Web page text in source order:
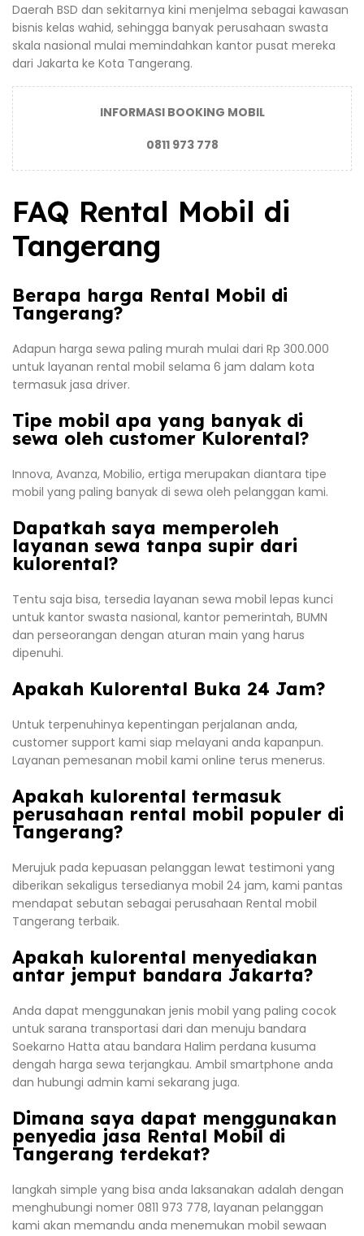
Daerah BSD dan sekitarnya kini menjelma sebagai kawasan
bisnis kelas wahid, sehingga banyak perusahaan swasta
skala nasional mulai memindahkan kantor pusat mereka
dari Jakarta ke Kota Tangerang.
INFORMASI BOOKING MOBIL
0811 973 778
FAQ Rental Mobil di
Tangerang
Berapa harga Rental Mobil di
Tangerang?
Adapun harga sewa paling murah mulai dari Rp 300.000
untuk layanan rental mobil selama 6 jam dalam kota
termasuk jasa driver.
Tipe mobil apa yang banyak di
sewa oleh customer Kulorental?
Innova, Avanza, Mobilio, ertiga merupakan diantara tipe
mobil yang paling banyak di sewa oleh pelanggan kami.
Dapatkah saya memperoleh
layanan sewa tanpa supir dari
kulorental?
Tentu saja bisa, tersedia layanan sewa mobil lepas kunci
untuk kantor swasta nasional, kantor pemerintah, BUMN
dan perseorangan dengan aturan main yang harus
dipenuhi.
Apakah Kulorental Buka 24 Jam?
Untuk terpenuhinya kepentingan perjalanan anda,
customer support kami siap melayani anda kapanpun.
Layanan pemesanan mobil kami online terus menerus.
Apakah kulorental termasuk
perusahaan rental mobil populer di
Tangerang?
Merujuk pada kepuasan pelanggan lewat testimoni yang
diberikan sekaligus tersedianya mobil 24 jam, kami pantas
mendapat sebutan sebagai perusahaan Rental mobil
Tangerang terbaik.
Apakah kulorental menyediakan
antar jemput bandara Jakarta?
Anda dapat menggunakan jenis mobil yang paling cocok
untuk sarana transportasi dari dan menuju bandara
Soekarno Hatta atau bandara Halim perdana kusuma
dengah harga sewa terjangkau. Ambil smartphone anda
dan hubungi admin kami sekarang juga.
Dimana saya dapat menggunakan
penyedia jasa Rental Mobil di
Tangerang terdekat?
langkah simple yang bisa anda laksanakan adalah dengan
menghubungi nomer 0811 973 778, layanan pelanggan
kami akan memandu anda menemukan mobil sewaan